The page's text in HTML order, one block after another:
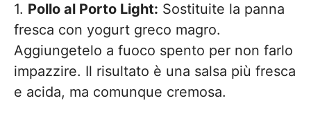
1. Pollo al Porto Light: Sostituite la panna
fresca con yogurt greco magro.
Aggiungetelo a fuoco spento per non farlo
impazzire. Il risultato è una salsa più fresca
e acida, ma comunque cremosa.